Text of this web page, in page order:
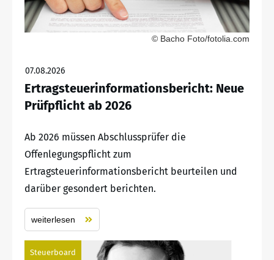
© Bacho Foto/fotolia.com
07.08.2026
Ertragsteuerinformationsbericht: Neue
Prüfpflicht ab 2026
Ab 2026 müssen Abschlussprüfer die
Offenlegungspflicht zum
Ertragsteuerinformationsbericht beurteilen und
darüber gesondert berichten.
weiterlesen
Steuerboard